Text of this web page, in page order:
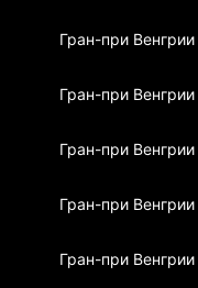
Гран-при Венгрии
Гран-при Венгрии
Гран-при Венгрии
Гран-при Венгрии
Гран-при Венгрии